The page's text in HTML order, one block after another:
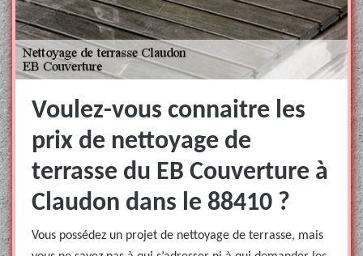
Voulez-vous connaitre les
prix de nettoyage de
terrasse du EB Couverture à
Claudon dans le 88410 ?
Vous possédez un projet de nettoyage de terrasse, mais